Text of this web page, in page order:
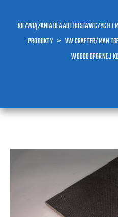
ROZWIĄZANIA DLA AUT DOSTAWCZYCH
PRODUKTY > VW CRAFTER/MAN
WODOODPORNEJ